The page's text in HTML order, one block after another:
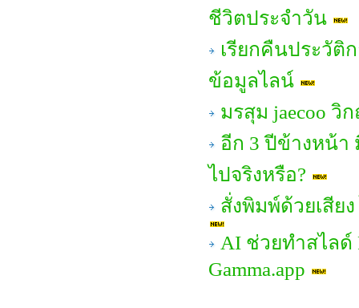
ชีวิตประจำวัน
เรียกคืนประวัติ
ข้อมูลไลน์
มรสุม jaecoo วิ
อีก 3 ปีข้างหน้า
ไปจริงหรือ?
สั่งพิมพ์ด้วยเสีย
AI ช่วยทำสไลด์
Gamma.app